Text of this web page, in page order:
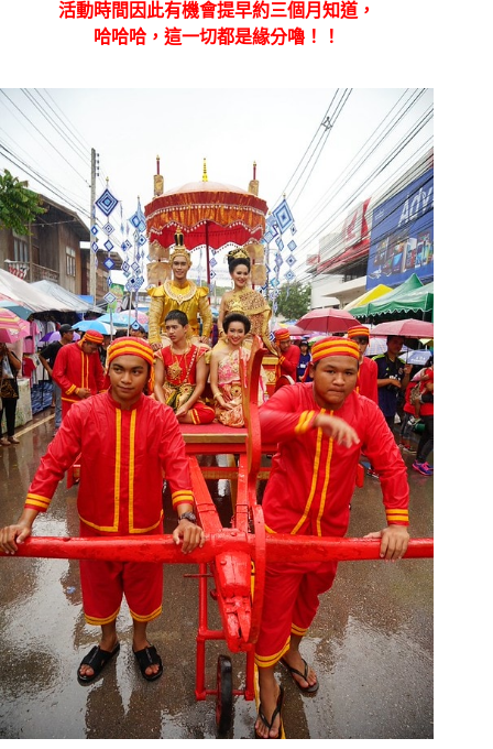
活動時間因此有機會提早約三個月知道，
哈哈哈，這一切都是緣分嚕！！